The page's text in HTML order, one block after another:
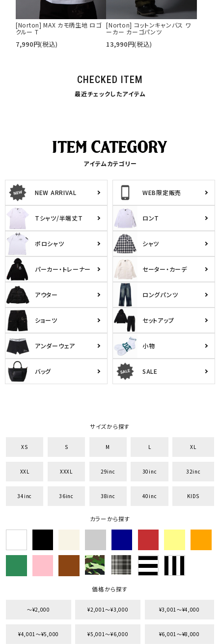
[Norton] MAX カモ柄生地 ロゴ
クルー T
7,990円(税込)
[Norton] コットンキャンバス ワ
ーカー カーゴパンツ
13,990円(税込)
CHECKED ITEM
最近チェックしたアイテム
アイテムカテゴリー
NEW ARRIVAL WEB限定販売
Tシャツ/半端丈T ロンT
ポロシャツ シャツ
パーカー・トレーナー セーター・カーデ
アウター ロングパンツ
ショーツ セットアップ
アンダーウェア 小物
バッグ SALE
サイズから探す
XS S M L XL
XXL XXXL 29inc 30inc 32inc
34inc 36inc 38inc 40inc KIDS
カラーから探す
価格から探す
〜¥2,000 ¥2,001〜¥3,000 ¥3,001〜¥4,000
¥4,001〜¥5,000 ¥5,001〜¥6,000 ¥6,001〜¥8,000